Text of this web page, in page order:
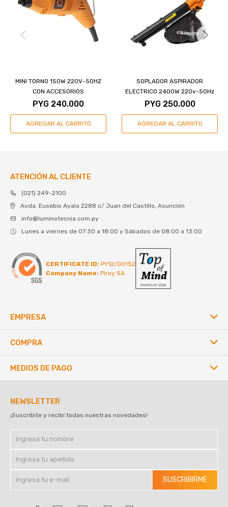
MINI TORNO 150W 220V-50HZ
CON ACCESORIOS
PYG 240.000
SOPLADOR ASPIRADOR
ELECTRICO 2400W 220v-50Hz
PYG 250.000
ATENCIÓN AL CLIENTE
(021) 249-2100
Avda. Eusebio Ayala 2288 c/ Juan del Castillo, Asunción
info@luminotecnia.com.py
Lunes a viernes de 07:30 a 18:00 y Sábados de 08:00 a 13:00
CERTIFICATE ID: PY12/00152
Company Name: Piroy SA
EMPRESA
COMPRA
NEWSLETTER
¡Suscribite y recibí todas nuestras novedades!
SUSCRIBIRME
MEDIOS DE PAGO